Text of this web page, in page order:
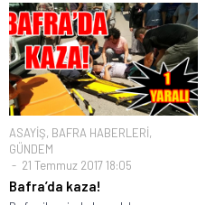
ASAYİŞ, BAFRA HABERLERİ,
GÜNDEM
21 Temmuz 2017 18:05
Bafra’da kaza!